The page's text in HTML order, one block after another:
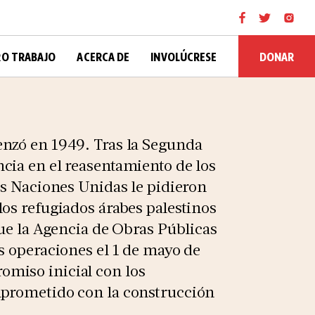
TRABAJO ACERCA DE INVOLÚCRESE DONAR
en 1949. Tras la Segunda
en el reasentamiento de los
Naciones Unidas le pidieron
refugiados árabes palestinos
la Agencia de Obras Públicas
el 1 de mayo de
inicial con los
con la construcción